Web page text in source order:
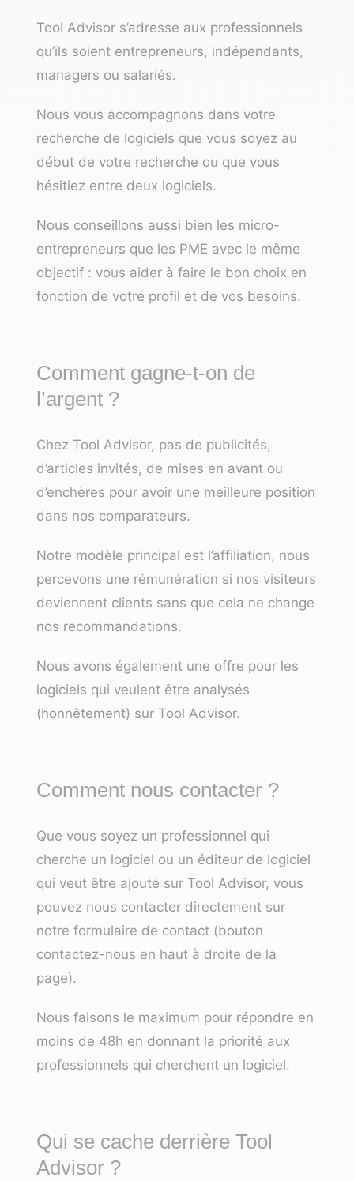
Tool Advisor s’adresse aux professionnels
qu’ils soient entrepreneurs, indépendants,
managers ou salariés.
Nous vous accompagnons dans votre
recherche de logiciels que vous soyez au
début de votre recherche ou que vous
hésitiez entre deux logiciels.
Nous conseillons aussi bien les micro-
entrepreneurs que les PME avec le même
objectif : vous aider à faire le bon choix en
fonction de votre profil et de vos besoins.
Comment gagne-t-on de
l’argent ?
Chez Tool Advisor, pas de publicités,
d’articles invités, de mises en avant ou
d’enchères pour avoir une meilleure position
dans nos comparateurs.
Notre modèle principal est l’affiliation, nous
percevons une rémunération si nos visiteurs
deviennent clients sans que cela ne change
nos recommandations.
Nous avons également une offre pour les
logiciels qui veulent être analysés
(honnêtement) sur Tool Advisor.
Comment nous contacter ?
Que vous soyez un professionnel qui
cherche un logiciel ou un éditeur de logiciel
qui veut être ajouté sur Tool Advisor, vous
pouvez nous contacter directement sur
notre formulaire de contact (bouton
contactez-nous en haut à droite de la
page).
Nous faisons le maximum pour répondre en
moins de 48h en donnant la priorité aux
professionnels qui cherchent un logiciel.
Qui se cache derrière Tool
Advisor ?